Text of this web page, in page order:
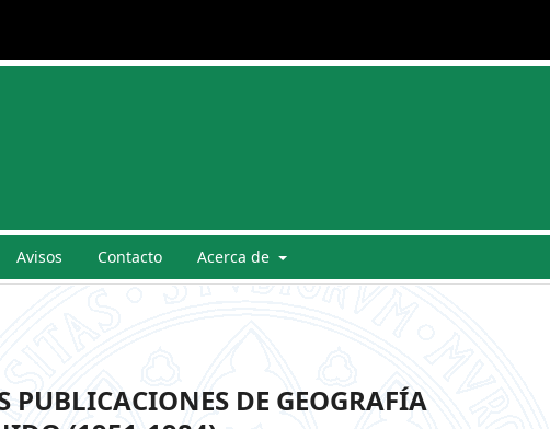
Avisos Contacto Acerca de
DE GEOGRAFÍA